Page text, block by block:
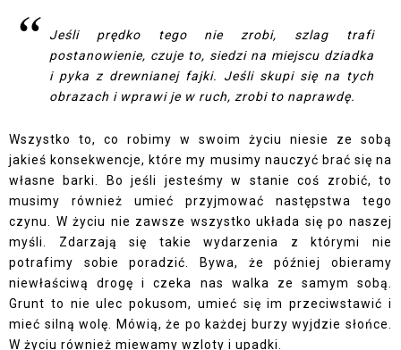
Jeśli prędko tego nie zrobi, szlag trafi
postanowienie, czuje to, siedzi na miejscu dziadka
i pyka z drewnianej fajki. Jeśli skupi się na tych
obrazach i wprawi je w ruch, zrobi to naprawdę.
Wszystko to, co robimy w swoim życiu niesie ze sobą
jakieś konsekwencje, które my musimy nauczyć brać się na
własne barki. Bo jeśli jesteśmy w stanie coś zrobić, to
musimy również umieć przyjmować następstwa tego
czynu. W życiu nie zawsze wszystko układa się po naszej
myśli. Zdarzają się takie wydarzenia z którymi nie
potrafimy sobie poradzić. Bywa, że później obieramy
niewłaściwą drogę i czeka nas walka ze samym sobą.
Grunt to nie ulec pokusom, umieć się im przeciwstawić i
mieć silną wolę. Mówią, że po każdej burzy wyjdzie słońce.
W życiu również miewamy wzloty i upadki.